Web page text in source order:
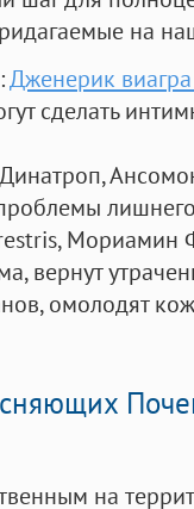
на
Дженерик
сделать
Мориамин
вернут
омолодят
на